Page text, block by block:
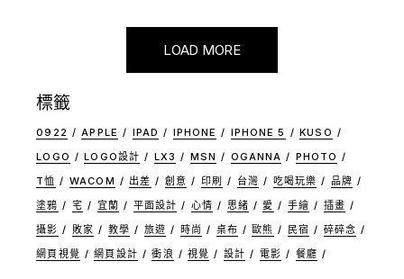
LOAD MORE
標籤
0922 APPLE IPAD IPHONE IPHONE 5
KUSO
LOGO
LOGO設計 LX3 MSN OGANNA
PHOTO
T恤
WACOM 出差 創意 印刷 台灣 吃喝玩樂
品牌
塗鴉
宅 宜蘭 平面設計 心情 思緒 愛 手繪
插畫
攝影
敗家 教學 旅遊 時尚 桌布 歐熊 民宿
碎碎念
網頁視覺
網頁設計 衝浪 視覺 設計 電影 餐廳